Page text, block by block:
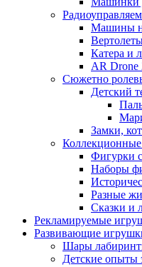
Машины
Катера и
AR Drone
Сюжетно
Детский
Замки,
Фигурки
Наборы
Разные
Сказки и
Рекламируемые
Развивающие
Шары
Детские опыты